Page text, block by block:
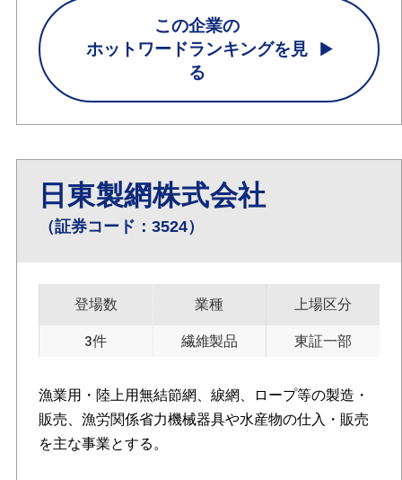
この企業の
ホットワードランキングを見
る
日東製網株式会社
（証券コード：3524）
登場数
3件
業種
繊維製品
上場区分
東証一部
漁業用・陸上用無結節網、綟網、ロープ等の製造・
販売、漁労関係省力機械器具や水産物の仕入・販売
を主な事業とする。